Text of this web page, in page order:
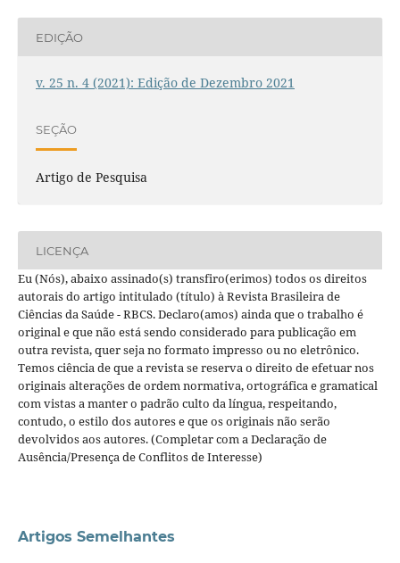
EDIÇÃO
v. 25 n. 4 (2021): Edição de Dezembro 2021
SEÇÃO
Artigo de Pesquisa
LICENÇA
Eu (Nós), abaixo assinado(s) transfiro(erimos) todos os direitos
autorais do artigo intitulado (título) à Revista Brasileira de
Ciências da Saúde - RBCS. Declaro(amos) ainda que o trabalho é
original e que não está sendo considerado para publicação em
outra revista, quer seja no formato impresso ou no eletrônico.
Temos ciência de que a revista se reserva o direito de efetuar nos
originais alterações de ordem normativa, ortográfica e gramatical
com vistas a manter o padrão culto da língua, respeitando,
contudo, o estilo dos autores e que os originais não serão
devolvidos aos autores. (Completar com a Declaração de
Ausência/Presença de Conflitos de Interesse)
Artigos Semelhantes